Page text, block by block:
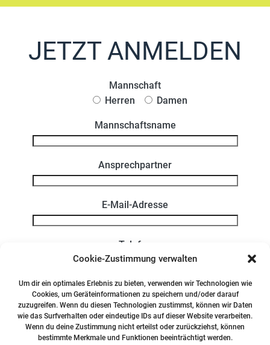
Cookie-Zustimmung verwalten
Um dir ein optimales Erlebnis zu bieten, verwenden wir Technologien wie
Cookies, um Geräteinformationen zu speichern und/oder darauf
zuzugreifen. Wenn du diesen Technologien zustimmst, können wir Daten
wie das Surfverhalten oder eindeutige IDs auf dieser Website verarbeiten.
Wenn du deine Zustimmung nicht erteilst oder zurückziehst, können
bestimmte Merkmale und Funktionen beeinträchtigt werden.
JETZT ANMELDEN
Mannschaft
Herren
Damen
Mannschaftsname
Ansprechpartner
E-Mail-Adresse
Telefon
Biermarken
... sind gewünscht
... werden nicht benötigt
Bitte lasse dieses Feld leer.